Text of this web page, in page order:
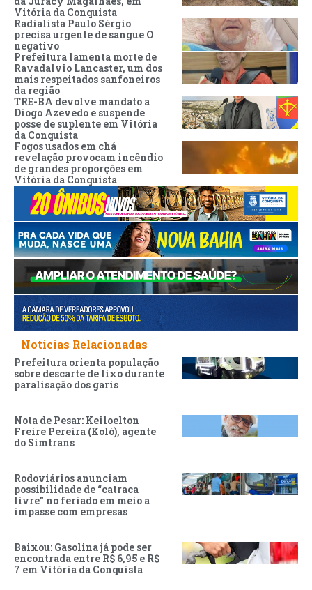
Vitória da Conquista
Radialista Paulo Sérgio
precisa urgente de sangue O
negativo
Prefeitura lamenta morte de
Ravadalvio Lancaster, um dos
mais respeitados sanfoneiros
da região
TRE-BA devolve mandato a
Diogo Azevedo e suspende
posse de suplente em Vitória
da Conquista
Fogos usados em chá
revelação provocam incêndio
de grandes proporções em
Vitória da Conquista
Noticias Relacionadas
Prefeitura orienta população
sobre descarte de lixo durante
paralisação dos garis
Nota de Pesar: Keiloelton
Freire Pereira (Koló), agente
do Simtrans
Rodoviários anunciam
possibilidade de “catraca
livre” no feriado em meio a
impasse com empresas
Baixou: Gasolina já pode ser
encontrada entre R$ 6,95 e R$
7 em Vitória da Conquista